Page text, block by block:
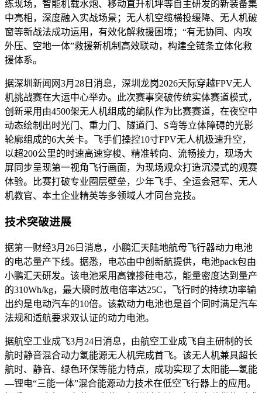
练现场，智能机载水炮、移动直升机坪等自主研发的新装备集
中亮相，深度融入实战场景；无人机空缆横投缓降、无人机破
窗等新战法成功运用，有效化解救援困境；“有无协同、内攻
外压、空地一体”救援新机制高效联动，构建全链条立体化救
援体系。
据深圳新闻网3月28日消息，深圳龙岗2026天际穿越FPV无人
机挑战赛在大运中心举办。此次赛事突破传统实体赛道模式，
创新采用由4500架无人机组成的编队作为比赛赛道，在夜空中
动态绘制出时光门、重力门、隧道门、S弯等立体障碍的光影
轮廓组成的6大关卡。飞手们操控10寸FPV无人机极速升空，
以超200公里的时速高速穿梭、精准转向、流畅接力，现场大
屏同步呈现第一视角飞行画面，为现场观众打造沉浸式的观赛
体验。比赛打破专业圈层壁垒，少年飞手、全运会冠军、无人
机教官、本土企业精英等多领域人才同台竞技。
技术突破进展
据第一财经3月26日消息，小鹏汇天陆地航母飞行器动力电池
的电芯量产下线。据悉，电芯由中创新航提供，电池pack包由
小鹏汇天研发。该电池采用高镍掺硅电芯，能量密度达到量产
的310Wh/kg，最大瞬时放电倍率达25C，飞行时的持续功率输
出约是电动汽车的10倍。该款动力电池也是首个同时满足汽车
法规和适航要求双认证的动力电池。
据航空工业成飞3月24日消息，由航空工业成飞自主研制的长
航时静音混合动力氢能源无人机完成首飞。该无人机兼具超长
航时、静音、绿色环保等能力特点，成功实现了太阳能—氢能
—锂电“三能一体”混合能源动力技术在低空飞行器上的应用。